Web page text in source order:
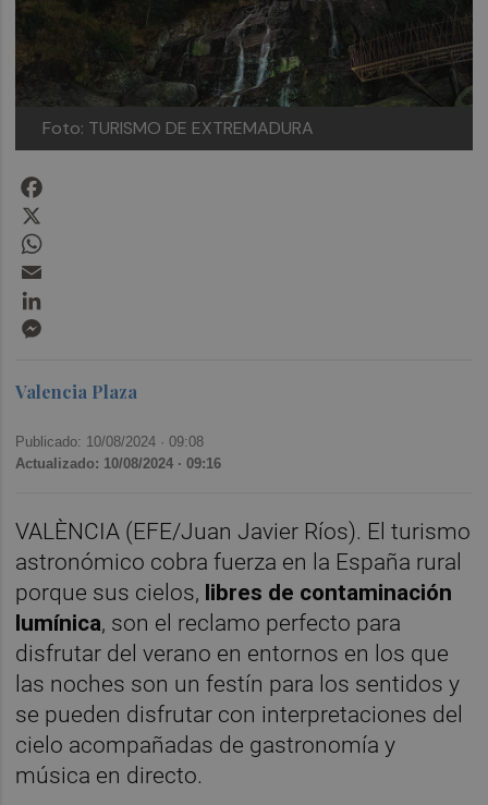
Foto: TURISMO DE EXTREMADURA
Valencia Plaza
Publicado: 10/08/2024 ·09:08
Actualizado: 10/08/2024 · 09:16
VALÈNCIA (EFE/Juan Javier Ríos). El turismo
astronómico cobra fuerza en la España rural
porque sus cielos, libres de contaminación
lumínica, son el reclamo perfecto para
disfrutar del verano en entornos en los que
las noches son un festín para los sentidos y
se pueden disfrutar con interpretaciones del
cielo acompañadas de gastronomía y
música en directo.